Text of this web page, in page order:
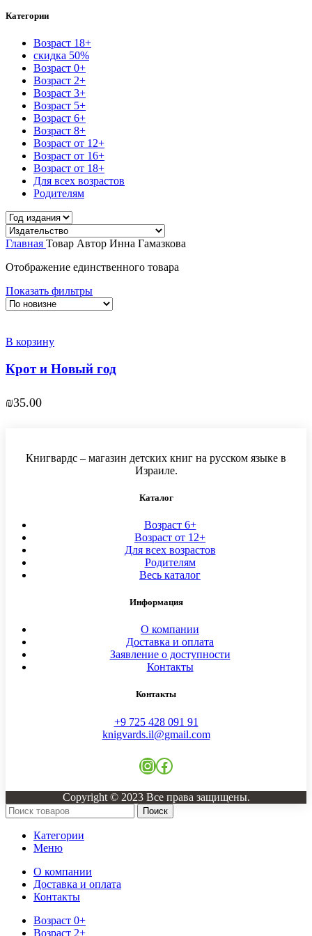
Категории
Возраст 18+
скидка 50%
Возраст 0+
Возраст 2+
Возраст 3+
Возраст 5+
Возраст 6+
Возраст 8+
Возраст от 12+
Возраст от 16+
Возраст от 18+
Для всех возрастов
Родителям
Главная Товар Автор Инна Гамазкова
Отображение единственного товара
Показать фильтры
В корзину
Крот и Новый год
₪35.00
Книгвардс – магазин детских книг на русском языке в
Израиле.
Каталог
Возраст 6+
Возраст от 12+
Для всех возрастов
Родителям
Весь каталог
Информация
О компании
Доставка и оплата
Заявление о доступности
Контакты
Контакты
+9 725 428 091 91
knigvards.il@gmail.com
Instagram
Facebook
Copyright © 2023 Все права защищены.
Поиск
Категории
Меню
О компании
Доставка и оплата
Контакты
Возраст 0+
Возраст 2+